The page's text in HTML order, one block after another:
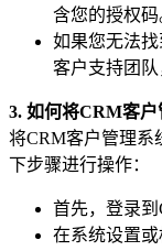
含您的授权码
如果您无法
客户支持团队
3. 如何将CRM客户
将CRM客户管理系
下步骤进行操作：
首先，登录到
在系统设置或